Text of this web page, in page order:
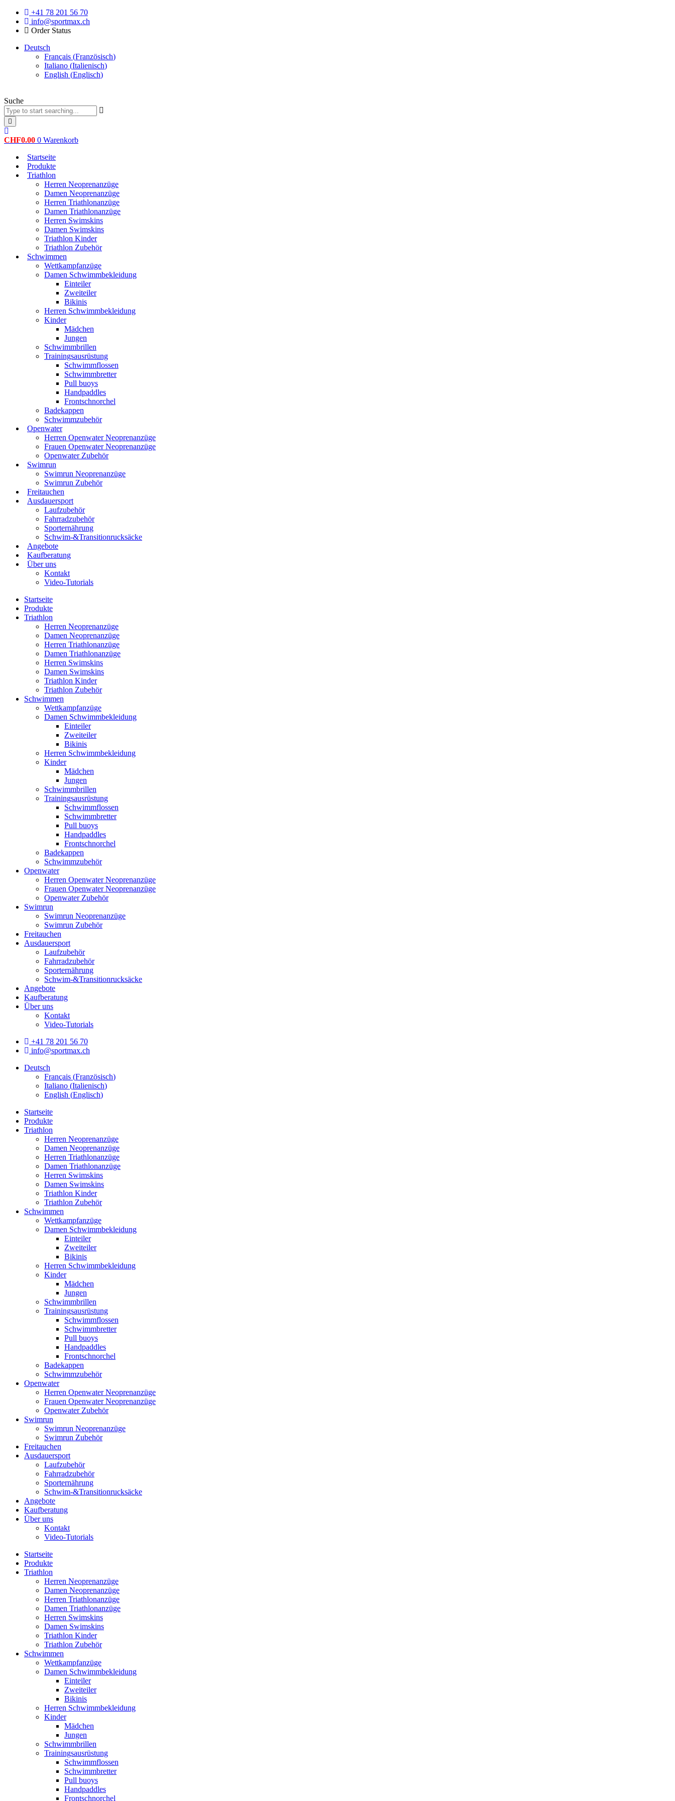
Zum
Inhalt
springen
+41 78 201 56 70
info@sportmax.ch
Order Status
Deutsch
Français (Französisch)
Italiano (Italienisch)
English (Englisch)
Suche
CHF0.00 0 Warenkorb
Startseite
Produkte
Triathlon
Herren Neoprenanzüge
Damen Neoprenanzüge
Herren Triathlonanzüge
Damen Triathlonanzüge
Herren Swimskins
Damen Swimskins
Triathlon Kinder
Triathlon Zubehör
Schwimmen
Wettkampfanzüge
Damen Schwimmbekleidung
Einteiler
Zweiteiler
Bikinis
Herren Schwimmbekleidung
Kinder
Mädchen
Jungen
Schwimmbrillen
Trainingsausrüstung
Schwimmflossen
Schwimmbretter
Pull buoys
Handpaddles
Frontschnorchel
Badekappen
Schwimmzubehör
Openwater
Herren Openwater Neoprenanzüge
Frauen Openwater Neoprenanzüge
Openwater Zubehör
Swimrun
Swimrun Neoprenanzüge
Swimrun Zubehör
Freitauchen
Ausdauersport
Laufzubehör
Fahrradzubehör
Sporternährung
Schwim-&Transitionrucksäcke
Angebote
Kaufberatung
Über uns
Kontakt
Video-Tutorials
Startseite
Produkte
Triathlon
Herren Neoprenanzüge
Damen Neoprenanzüge
Herren Triathlonanzüge
Damen Triathlonanzüge
Herren Swimskins
Damen Swimskins
Triathlon Kinder
Triathlon Zubehör
Schwimmen
Wettkampfanzüge
Damen Schwimmbekleidung
Einteiler
Zweiteiler
Bikinis
Herren Schwimmbekleidung
Kinder
Mädchen
Jungen
Schwimmbrillen
Trainingsausrüstung
Schwimmflossen
Schwimmbretter
Pull buoys
Handpaddles
Frontschnorchel
Badekappen
Schwimmzubehör
Openwater
Herren Openwater Neoprenanzüge
Frauen Openwater Neoprenanzüge
Openwater Zubehör
Swimrun
Swimrun Neoprenanzüge
Swimrun Zubehör
Freitauchen
Ausdauersport
Laufzubehör
Fahrradzubehör
Sporternährung
Schwim-&Transitionrucksäcke
Angebote
Kaufberatung
Über uns
Kontakt
Video-Tutorials
+41 78 201 56 70
info@sportmax.ch
Deutsch
Français (Französisch)
Italiano (Italienisch)
English (Englisch)
Startseite
Produkte
Triathlon
Herren Neoprenanzüge
Damen Neoprenanzüge
Herren Triathlonanzüge
Damen Triathlonanzüge
Herren Swimskins
Damen Swimskins
Triathlon Kinder
Triathlon Zubehör
Schwimmen
Wettkampfanzüge
Damen Schwimmbekleidung
Einteiler
Zweiteiler
Bikinis
Herren Schwimmbekleidung
Kinder
Mädchen
Jungen
Schwimmbrillen
Trainingsausrüstung
Schwimmflossen
Schwimmbretter
Pull buoys
Handpaddles
Frontschnorchel
Badekappen
Schwimmzubehör
Openwater
Herren Openwater Neoprenanzüge
Frauen Openwater Neoprenanzüge
Openwater Zubehör
Swimrun
Swimrun Neoprenanzüge
Swimrun Zubehör
Freitauchen
Ausdauersport
Laufzubehör
Fahrradzubehör
Sporternährung
Schwim-&Transitionrucksäcke
Angebote
Kaufberatung
Über uns
Kontakt
Video-Tutorials
Startseite
Produkte
Triathlon
Herren Neoprenanzüge
Damen Neoprenanzüge
Herren Triathlonanzüge
Damen Triathlonanzüge
Herren Swimskins
Damen Swimskins
Triathlon Kinder
Triathlon Zubehör
Schwimmen
Wettkampfanzüge
Damen Schwimmbekleidung
Einteiler
Zweiteiler
Bikinis
Herren Schwimmbekleidung
Kinder
Mädchen
Jungen
Schwimmbrillen
Trainingsausrüstung
Schwimmflossen
Schwimmbretter
Pull buoys
Handpaddles
Frontschnorchel